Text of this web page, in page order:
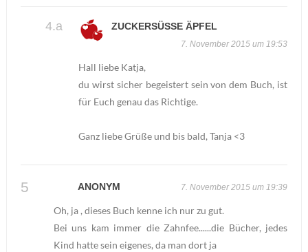
ZUCKERSÜSSE ÄPFEL
7. November 2015 um 19:53
Hall liebe Katja,
du wirst sicher begeistert sein von dem Buch, ist
für Euch genau das Richtige.
Ganz liebe Grüße und bis bald, Tanja <3
ANONYM 7. November 2015 um 19:39
Oh, ja , dieses Buch kenne ich nur zu gut.
Bei uns kam immer die Zahnfee......die Bücher, jedes
Kind hatte sein eigenes, da man dort ja